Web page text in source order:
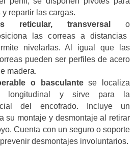
repartir las cargas.
reticular, transversal o
las correas a distancias
nivelarlas. Al igual que las
pueden ser perfiles de acero
madera.
o basculantese localiza
longitudinal y sirve para la
del encofrado. Incluye un
su montaje y desmontaje al retirar
Cuenta con un seguro o soporte
desmontajes involuntarios.